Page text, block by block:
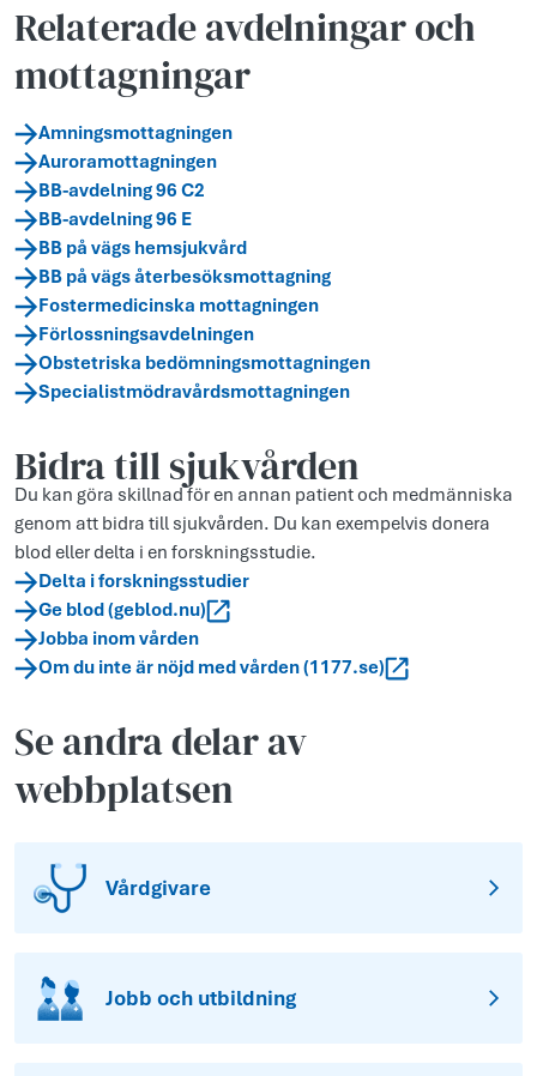
Relaterade avdelningar och
mottagningar
Amningsmottagningen
Auroramottagningen
BB-avdelning 96 C2
BB-avdelning 96 E
BB på vägs hemsjukvård
BB på vägs återbesöksmottagning
Fostermedicinska mottagningen
Förlossningsavdelningen
Obstetriska bedömningsmottagningen
Specialistmödravårdsmottagningen
Bidra till sjukvården
Du kan göra skillnad för en annan patient och medmänniska
genom att bidra till sjukvården. Du kan exempelvis donera
blod eller delta i en forskningsstudie.
Delta i forskningsstudier
Ge blod (geblod.nu)
Jobba inom vården
Om du inte är nöjd med vården (1177.se)
Se andra delar av
webbplatsen
Vårdgivare
Jobb och utbildning